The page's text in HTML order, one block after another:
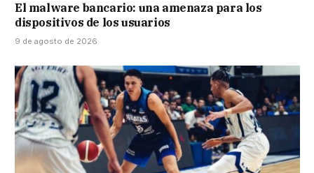
El malware bancario: una amenaza para los
dispositivos de los usuarios
9 de agosto de 2026